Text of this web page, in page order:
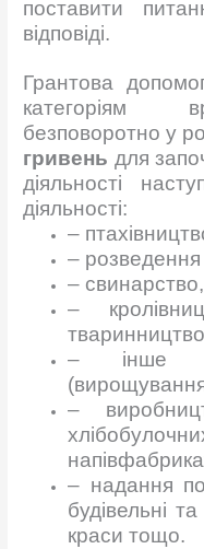
поставити
відповіді.
Грантова
категоріям
безповоротно у
гривень для
діяльності
діяльності:
–
– розведення
– свинарство,
–
– інше
(вирощування
–
– надання
будівельні
краси тощо.